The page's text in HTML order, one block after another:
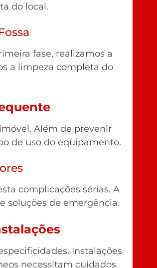
do local.
fase, realizamos a
a limpeza completa do
Além de prevenir
de uso do equipamento.
complicações sérias. A
soluções de emergência.
Instalações
necessitam cuidados